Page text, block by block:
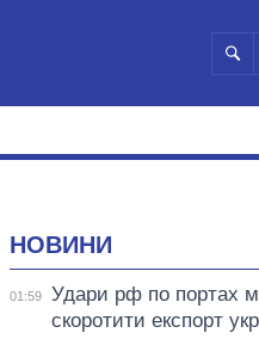
НОВИНИ
01:59
Удари рф по портах
скоротити експорт